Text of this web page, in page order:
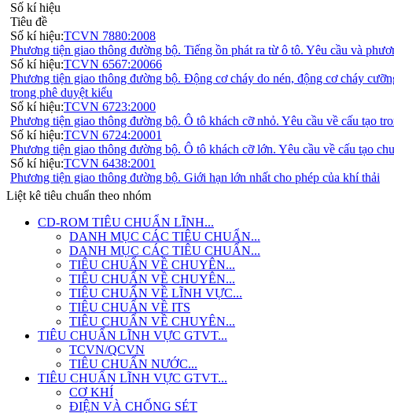
Số kí hiệu
Tiêu đề
Số kí hiệu:TCVN 7880:2008
Phương tiện giao thông đường bộ. Tiếng ồn phát ra từ ô tô. Yêu cầu và
Số kí hiệu:TCVN 6567:20066
Phương tiện giao thông đường bộ. Động cơ cháy do nén, động cơ cháy
trong phê duyệt kiểu
Số kí hiệu:TCVN 6723:2000
Phương tiện giao thông đường bộ. Ô tô khách cỡ nhỏ. Yêu cầu về cấu tạo
Số kí hiệu:TCVN 6724:20001
Phương tiện giao thông đường bộ. Ô tô khách cỡ lớn. Yêu cầu về cấu tạo
Số kí hiệu:TCVN 6438:2001
Phương tiện giao thông đường bộ. Giới hạn lớn nhất cho phép của khí thải
Liệt kê tiêu chuẩn theo nhóm
CD-ROM TIÊU CHUẨN LĨNH...
DANH MỤC CÁC TIÊU CHUẨN...
DANH MỤC CÁC TIÊU CHUẨN...
TIÊU CHUẨN VỀ CHUYÊN...
TIÊU CHUẨN VỀ CHUYÊN...
TIÊU CHUẨN VỀ LĨNH VỰC...
TIÊU CHUẨN VỀ ITS
TIÊU CHUẨN VỀ CHUYÊN...
TIÊU CHUẨN LĨNH VỰC GTVT...
TCVN/QCVN
TIÊU CHUẨN NƯỚC...
TIÊU CHUẨN LĨNH VỰC GTVT...
CƠ KHÍ
ĐIỆN VÀ CHỐNG SÉT